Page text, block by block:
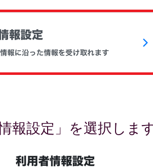
情報設定」を選択しま